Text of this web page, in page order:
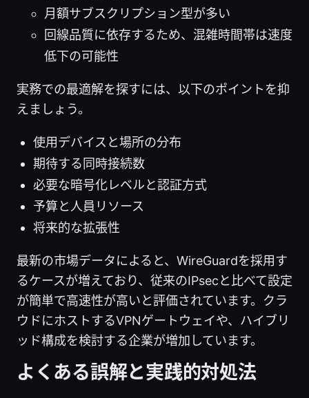
月額サブスクリプション型が多い
回線品質に依存するため、混雑時間帯は速度
低下の可能性
実務での最適解を探すには、以下のポイントを抑
えましょう。
使用デバイスと場所の分布
期待する同時接続数
必要な暗号化レベルと認証方式
予算と人員リソース
将来的な拡張性
最新の市場データによると、WireGuardを採用す
るケースが増えており、従来のIPsecと比べて設定
が簡単で高速性が高いと評価されています。クラ
ウドにホストするVPNゲートウェイや、ハイブリ
ッド構成を検討する企業が増加しています。
よくある誤解と実践的対処法